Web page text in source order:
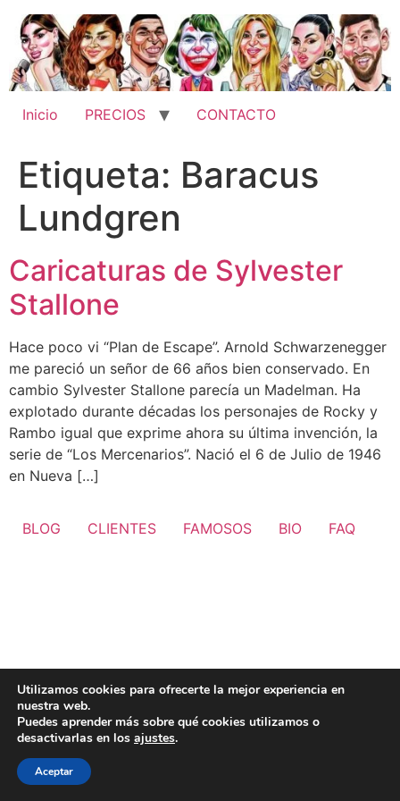
contenido
Inicio PRECIOS CONTACTO
Etiqueta: Baracus
Lundgren
Caricaturas de Sylvester
Stallone
Hace poco vi “Plan de Escape”. Arnold Schwarzenegger
me pareció un señor de 66 años bien conservado. En
cambio Sylvester Stallone parecía un Madelman. Ha
explotado durante décadas los personajes de Rocky y
Rambo igual que exprime ahora su última invención, la
serie de “Los Mercenarios”. Nació el 6 de Julio de 1946
en Nueva […]
BLOG CLIENTES FAMOSOS BIO FAQ
Utilizamos cookies para ofrecerte la mejor experiencia en
nuestra web.
Puedes aprender más sobre qué cookies utilizamos o
desactivarlas en los ajustes.
Aceptar